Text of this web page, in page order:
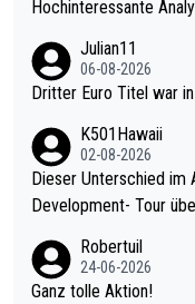
Hochinteressante
Julian11
06-08-2026
Dritter Euro Titel war
K501Hawaii
02-08-2026
Dieser Unterschied im
Development- Tour
mal 40+ erst recht. Da gewinnst keinen Blumentopf - ist ja noc
h krasser wie ein Pokalspiel eines Kreisligisten vs einem Bund
Robertuil
24-06-2026
Ganz tolle Aktion!